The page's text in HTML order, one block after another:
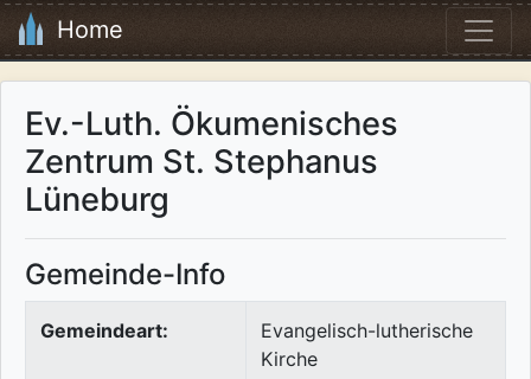
Home
Ev.-Luth. Ökumenisches
Zentrum St. Stephanus
Lüneburg
Gemeinde-Info
Gemeindeart:
Evangelisch-lutherische
Kirche